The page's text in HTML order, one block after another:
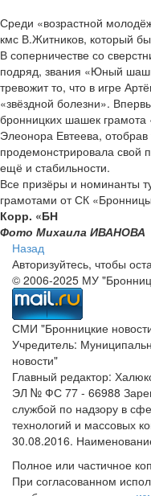
Среди «возрастной
кмс В.Житников, который
В соперничестве со
подряд, звания «Юный
тревожит то, что в игре
«звёздной болезни».
бронницких шашек грамота
Элеонора Евтеева,
продемонстрировала свой
ещё и стабильности.
Все призёры и номинанты
грамотами от СК
Корр. «БН
Фото Михаила ИВАНОВА
Назад
Авторизуйтесь, чтобы
© 2006-2025 МУ
СМИ "Бронницкие
Учредитель:
новости"
Главный редактор:
ЭЛ № ФС 77 - 66988
службой по надзору в
технологий и массовых
30.08.2016.
Полное или частичное
При согласованном